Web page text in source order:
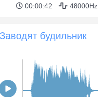
00:00:42 48000Hz
Заводят будильник